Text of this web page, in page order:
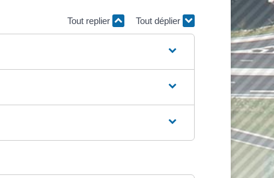
Tout replier Tout déplier